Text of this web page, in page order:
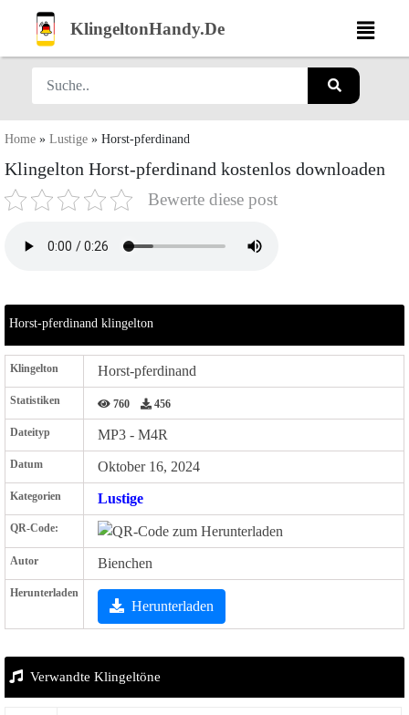
KlingeltonHandy.De
Home » Lustige » Horst-pferdinand
Klingelton Horst-pferdinand kostenlos downloaden
Bewerte diese post
Horst-pferdinand klingelton
Klingelton Horst-pferdinand
Statistiken 760 456
Dateityp MP3 - M4R
Datum Oktober 16, 2024
Kategorien Lustige
QR-Code:
Autor Bienchen
Herunterladen
Herunterladen
Verwandte Klingeltöne